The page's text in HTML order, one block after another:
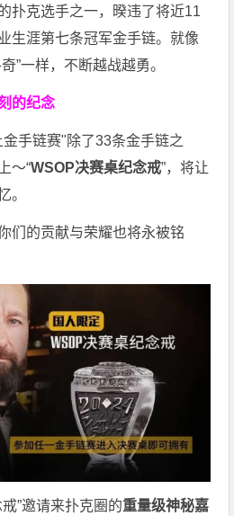
扑克选手之一，暌违了将近11
生涯第七条冠军金手链。就像
”一样，不断越战越勇。
的纪念
手链赛"除了33条金手链之
～“WSOP决赛桌纪念戒”，将让
。
们的贡献与荣耀也将永被铭
”邀请来扑克圈的重量级神秘嘉